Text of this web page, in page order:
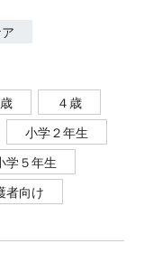
４歳
小学２年生
学５年生
者向け